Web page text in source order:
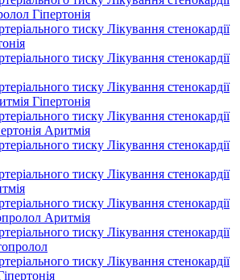
Гіпертонія
тиску Лікування стенокардії
тиску Лікування стенокардії
тиску Лікування стенокардії
Гіпертонія
тиску Лікування стенокардії
Аритмія
тиску Лікування стенокардії
тиску Лікування стенокардії
тиску Лікування стенокардії
Аритмія
тиску Лікування стенокардії
тиску Лікування стенокардії